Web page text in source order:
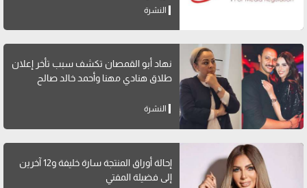
النشرة
نهاد أبو القمصان تكشف سبب تأخر إعلان
طلاق هنادي مهنا وأحمد خالد صالح
النشرة
إحالة أوراق المنتجة سارة خليفة و12 آخرين
إلى فضيلة المفتي